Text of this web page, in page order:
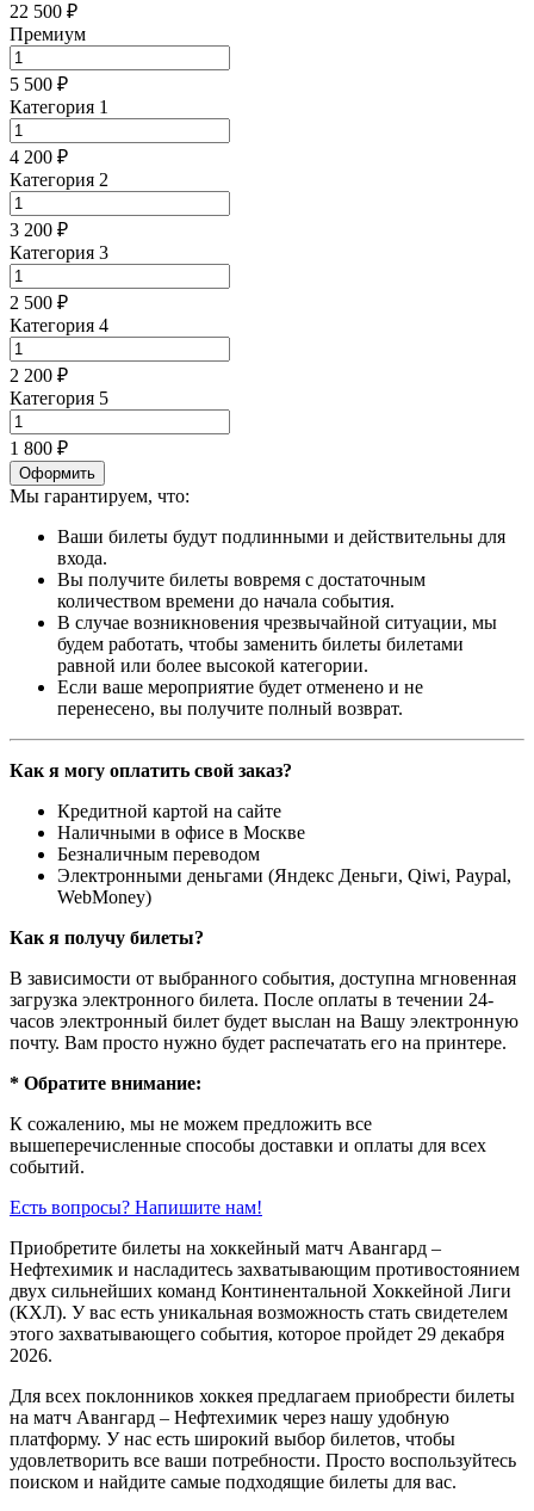
22 500 ₽
Премиум
5 500 ₽
Категория 1
4 200 ₽
Категория 2
3 200 ₽
Категория 3
2 500 ₽
Категория 4
2 200 ₽
Категория 5
1 800 ₽
Оформить
Мы гарантируем, что:
Ваши билеты будут подлинными и действительны для
входа.
Вы получите билеты вовремя с достаточным
количеством времени до начала события.
В случае возникновения чрезвычайной ситуации, мы
будем работать, чтобы заменить билеты билетами
равной или более высокой категории.
Если ваше мероприятие будет отменено и не
перенесено, вы получите полный возврат.
Как я могу оплатить свой заказ?
Кредитной картой на сайте
Наличными в офисе в Москве
Безналичным переводом
Электронными деньгами (Яндекс Деньги, Qiwi, Paypal,
WebMoney)
Как я получу билеты?
В зависимости от выбранного события, доступна мгновенная
загрузка электронного билета. После оплаты в течении 24-
часов электронный билет будет выслан на Вашу электронную
почту. Вам просто нужно будет распечатать его на принтере.
* Обратите внимание:
К сожалению, мы не можем предложить все
вышеперечисленные способы доставки и оплаты для всех
событий.
Есть вопросы? Напишите нам!
Приобретите билеты на хоккейный матч Авангард –
Нефтехимик и насладитесь захватывающим противостоянием
двух сильнейших команд Континентальной Хоккейной Лиги
(КХЛ). У вас есть уникальная возможность стать свидетелем
этого захватывающего события, которое пройдет 29 декабря
2026.
Для всех поклонников хоккея предлагаем приобрести билеты
на матч Авангард – Нефтехимик через нашу удобную
платформу. У нас есть широкий выбор билетов, чтобы
удовлетворить все ваши потребности. Просто воспользуйтесь
поиском и найдите самые подходящие билеты для вас.